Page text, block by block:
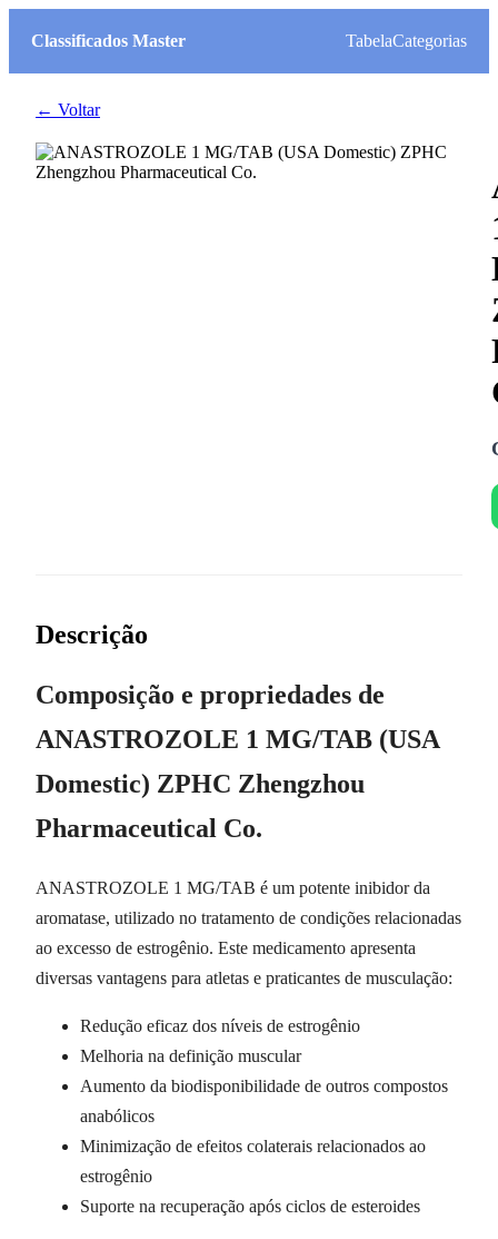
Classificados Master TabelaCategorias
← Voltar
Descrição
Composição e propriedades de
ANASTROZOLE 1 MG/TAB (USA
Domestic) ZPHC Zhengzhou
Pharmaceutical Co.
ANASTROZOLE 1 MG/TAB é um potente inibidor da
aromatase, utilizado no tratamento de condições relacionadas
ao excesso de estrogênio. Este medicamento apresenta
diversas vantagens para atletas e praticantes de musculação:
Redução eficaz dos níveis de estrogênio
Melhoria na definição muscular
Aumento da biodisponibilidade de outros compostos
anabólicos
Minimização de efeitos colaterais relacionados ao
estrogênio
Suporte na recuperação após ciclos de esteroides